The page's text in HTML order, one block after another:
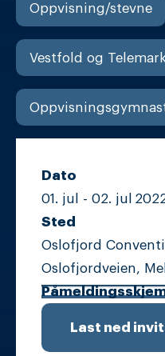
Oppvisning/stevne
Vestfold og
Dato
01. jul - 02. jul
Sted
Oslofjord
Oslofjordveien,
Last ned